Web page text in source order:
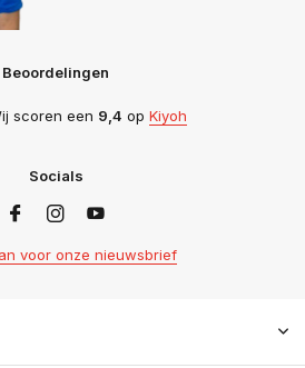
Beoordelingen
scoren een 9,4 op Kiyoh
Socials
voor onze nieuwsbrief